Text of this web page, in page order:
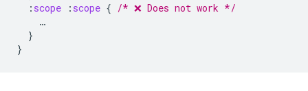
: scope : scope { /* ❌ Does not work */
…
}
}